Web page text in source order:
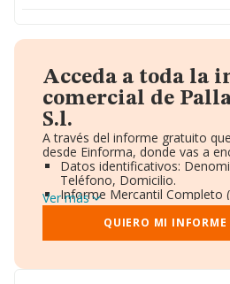
Acceda a toda la
comercial de
S.l.
A través del informe gratuito
desde Einforma, donde vas a
Datos identificativos:
Teléfono, Domicilio.
Informe Mercantil Completo
Gráficos de Evolución
Consejo de Administración y
Directivos y Ejecutivos.
Ver más
QUIERO MI INFORME